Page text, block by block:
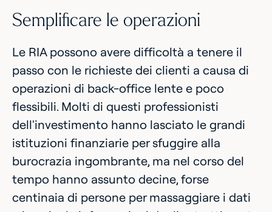
Semplificare le operazioni
Le RIA possono avere difficoltà a tenere il
passo con le richieste dei clienti a causa di
operazioni di back-office lente e poco
flessibili. Molti di questi professionisti
dell'investimento hanno lasciato le grandi
istituzioni finanziarie per sfuggire alla
burocrazia ingombrante, ma nel corso del
tempo hanno assunto decine, forse
centinaia di persone per massaggiare i dati